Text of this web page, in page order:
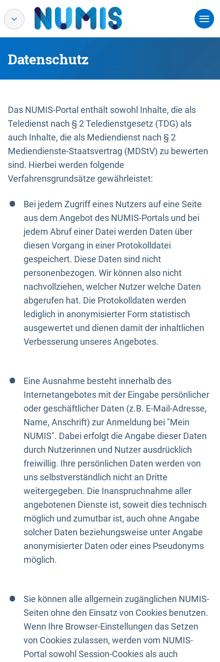
Datenschutz
Das NUMIS-Portal enthält sowohl Inhalte, die als
Teledienst nach § 2 Teledienstgesetz (TDG) als
auch Inhalte, die als Mediendienst nach § 2
Mediendienste-Staatsvertrag (MDStV) zu bewerten
sind. Hierbei werden folgende
Verfahrensgrundsätze gewährleistet:
Bei jedem Zugriff eines Nutzers auf eine Seite
aus dem Angebot des NUMIS-Portals und bei
jedem Abruf einer Datei werden Daten über
diesen Vorgang in einer Protokolldatei
gespeichert. Diese Daten sind nicht
personenbezogen. Wir können also nicht
nachvollziehen, welcher Nutzer welche Daten
abgerufen hat. Die Protokolldaten werden
lediglich in anonymisierter Form statistisch
ausgewertet und dienen damit der inhaltlichen
Verbesserung unseres Angebotes.
Eine Ausnahme besteht innerhalb des
Internetangebotes mit der Eingabe persönlicher
oder geschäftlicher Daten (z.B. E-Mail-Adresse,
Name, Anschrift) zur Anmeldung bei "Mein
NUMIS". Dabei erfolgt die Angabe dieser Daten
durch Nutzerinnen und Nutzer ausdrücklich
freiwillig. Ihre persönlichen Daten werden von
uns selbstverständlich nicht an Dritte
weitergegeben. Die Inanspruchnahme aller
angebotenen Dienste ist, soweit dies technisch
möglich und zumutbar ist, auch ohne Angabe
solcher Daten beziehungsweise unter Angabe
anonymisierter Daten oder eines Pseudonyms
möglich.
Sie können alle allgemein zugänglichen NUMIS-
Seiten ohne den Einsatz von Cookies benutzen.
Wenn Ihre Browser-Einstellungen das Setzen
von Cookies zulassen, werden vom NUMIS-
Portal sowohl Session-Cookies als auch